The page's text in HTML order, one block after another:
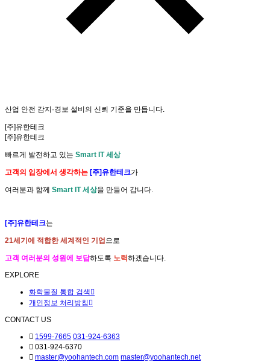
산업 안전 감지·경보 설비 의 신뢰 기준을 만듭니다.
[주]유한테크
[주]유한테크
빠르게 발전하고 있는 Smart IT 세상
고객의 입장에서 생각하는 [주]유한테크가
여러분과 함께 Smart IT 세상을 만들어 갑니다.
[주]유한테크는
21세기에 적합한 세계적인 기업 으로
고객 여러분의 성원에 보답하도록 노력하겠습니다.
EXPLORE
화학물질 통합 검색
개인정보 처리방침
CONTACT US
1599-7665 031-924-6363
031-924-6370
master@yoohantech.com master@yoohantech.net